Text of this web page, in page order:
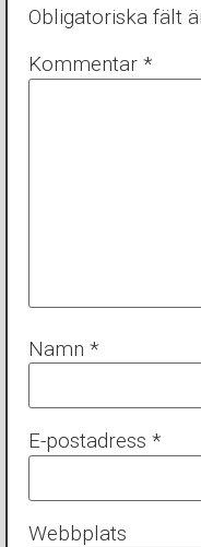
Obligatoriska fält
Kommentar *
Namn *
E-postadress *
Webbplats